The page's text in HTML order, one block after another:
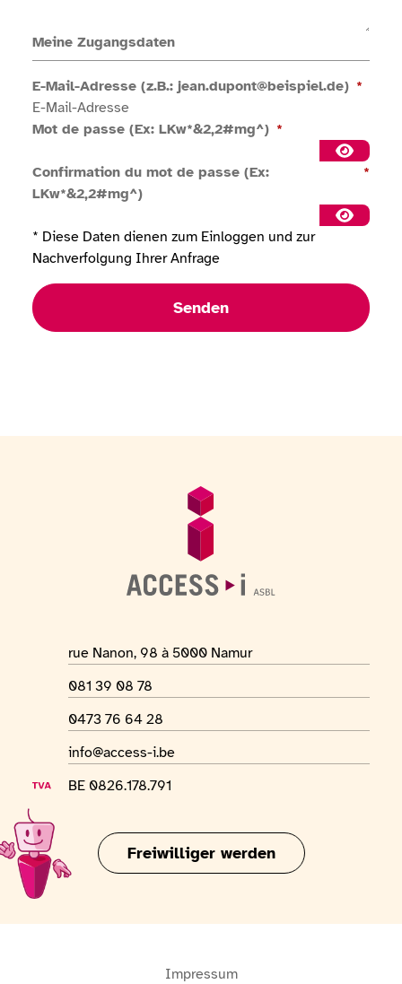
Meine Zugangsdaten
E-Mail-Adresse (z.B.: jean.dupont@beispiel.de) *
Mot de passe (Ex: LKw*&2,2#mg^) *
Confirmation du mot de passe (Ex:
LKw*&2,2#mg^)
*
* Diese Daten dienen zum Einloggen und zur
Nachverfolgung Ihrer Anfrage
Senden
Allgemeine Informationen
Adresse des Ortes
rue Nanon, 98 à 5000 Namur
Telefonnummer
081 39 08 78
WhatsApp-Nummer
0473 76 64 28
E-Mail-Adresse
info@access-i.be
USt-IdNr.
BE 0826.178.791
Freiwilliger werden
Impressum